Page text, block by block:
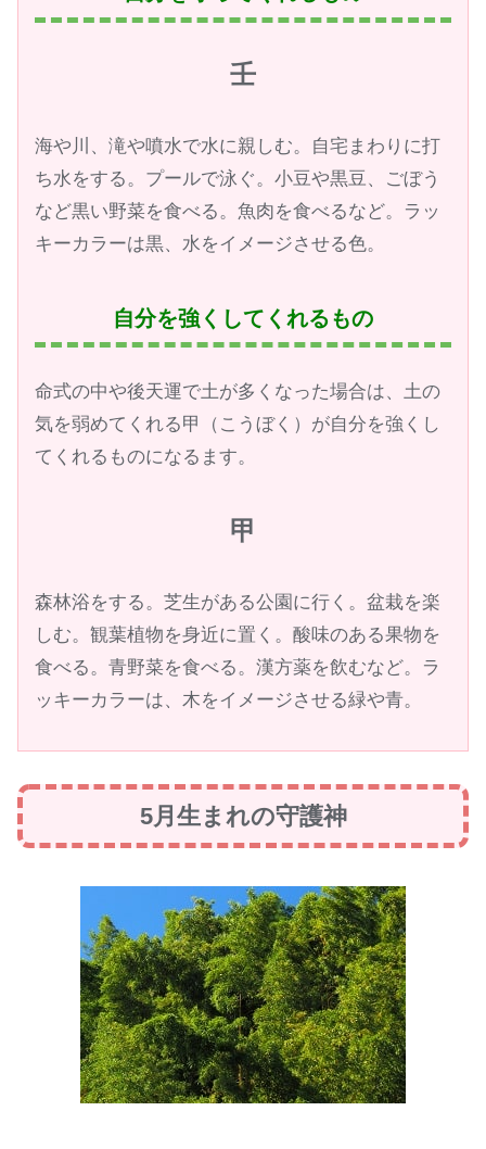
壬
海や川、滝や噴水で水に親しむ。自宅まわりに打
ち水をする。プールで泳ぐ。小豆や黒豆、ごぼう
など黒い野菜を食べる。魚肉を食べるなど。ラッ
キーカラーは黒、水をイメージさせる色。
自分を強くしてくれるもの
命式の中や後天運で土が多くなった場合は、土の
気を弱めてくれる甲（こうぼく）が自分を強くし
てくれるものになるます。
甲
森林浴をする。芝生がある公園に行く。盆栽を楽
しむ。観葉植物を身近に置く。酸味のある果物を
食べる。青野菜を食べる。漢方薬を飲むなど。ラ
ッキーカラーは、木をイメージさせる緑や青。
5月生まれの守護神